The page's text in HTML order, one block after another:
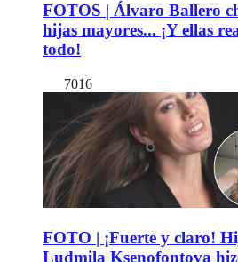
FOTOS | Álvaro Ballero
hijas mayores... ¡Y ellas
todo!
7016
FOTO | ¡Fuerte y claro!
Ludmila Ksenofontova